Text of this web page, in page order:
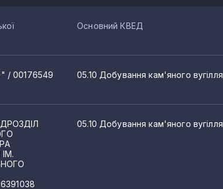
4
3
Основний КВЕД
/ 00176549 05.10 Добування кам'яного вугілля
05.10 Добування кам'яного вугілля
промисловості